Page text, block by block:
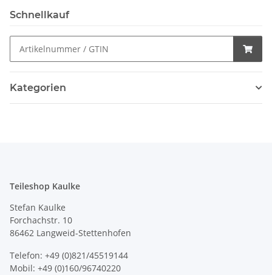
Schnellkauf
Kategorien
Teileshop Kaulke
Stefan Kaulke
Forchachstr. 10
86462 Langweid-Stettenhofen
Telefon: +49 (0)821/45519144
Mobil: +49 (0)160/96740220